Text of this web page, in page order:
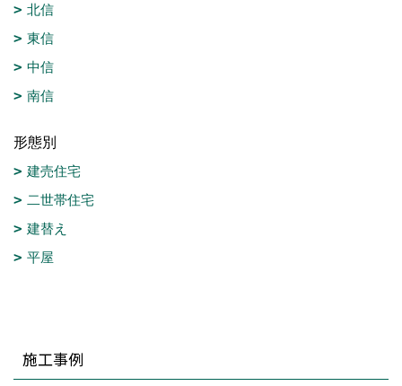
北信
東信
中信
南信
形態別
建売住宅
二世帯住宅
建替え
平屋
施工事例